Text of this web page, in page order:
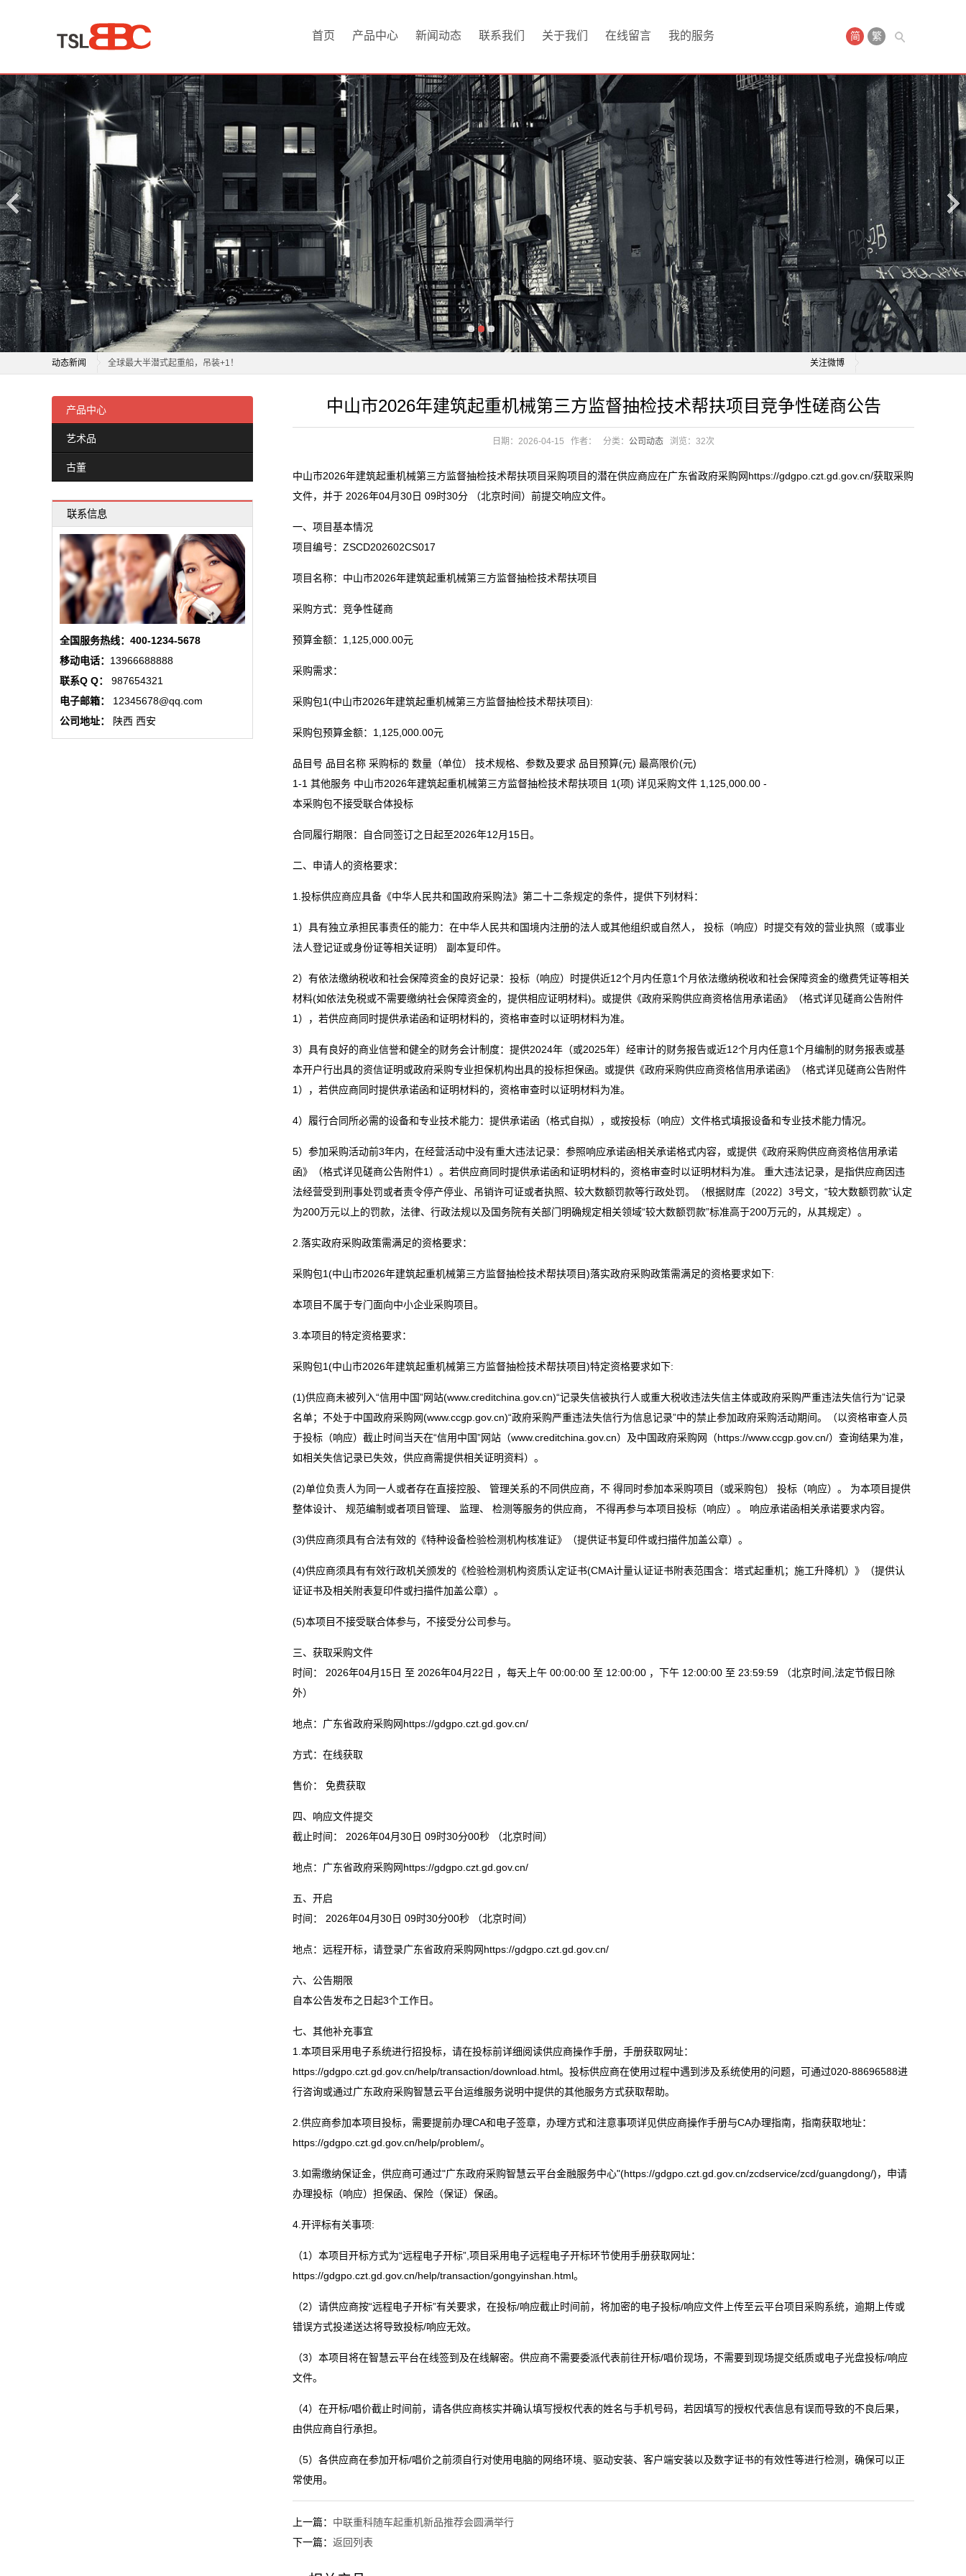
简 繁
首页 产品中心 新闻动态 联系我们 关于我们 在线留言 我的服务
关注微博
动态新闻
中山市2026年建筑起重机械第三方监督抽检技术帮扶项目竞争性磋商公告
全球最大半潜式起重船，吊装+1！
大国工匠丨破解起重机力学“密码” 他在毫厘间求千吨平衡
太重工程起重机批量抵达厦门
大国工匠丨破解起重机力学“密码” 他在毫厘间求千吨平衡
我国高铁救援起重机首次实现市场销售
邯郸康工起重设备有限公司成立 注册资本30万人民币
太重工程起重机批量抵达厦门
产品中心
艺术品
古董
联系信息
全国服务热线：400-1234-5678
移动电话： 13966688888
联系Q Q： 987654321
电子邮箱： 12345678@qq.com
公司地址：
陕西 西安
中山市2026年建筑起重机械第三方监督抽检技术帮扶项目竞争性磋商公告
日期：2026-04-15 作者： 分类： 公司动态 浏览： 32次
中山市2026年建筑起重机械第三方监督抽检技术帮扶项目采购项目的潜在供应商应在广东省政府采购网https://gdgpo.czt.gd.gov.cn/获取采购
文件，并于 2026年04月30日 09时30分 （北京时间）前提交响应文件。
一、项目基本情况
项目编号：ZSCD202602CS017
项目名称：中山市2026年建筑起重机械第三方监督抽检技术帮扶项目
采购方式：竞争性磋商
预算金额：1,125,000.00元
采购需求：
采购包1(中山市2026年建筑起重机械第三方监督抽检技术帮扶项目):
采购包预算金额：1,125,000.00元
品目号 品目名称 采购标的 数量（单位） 技术规格、参数及要求 品目预算(元) 最高限价(元)
1-1 其他服务 中山市2026年建筑起重机械第三方监督抽检技术帮扶项目 1(项) 详见采购文件 1,125,000.00 -
本采购包不接受联合体投标
合同履行期限：自合同签订之日起至2026年12月15日。
二、申请人的资格要求：
1.投标供应商应具备《中华人民共和国政府采购法》第二十二条规定的条件，提供下列材料：
1）具有独立承担民事责任的能力：在中华人民共和国境内注册的法人或其他组织或自然人， 投标（响应）时提交有效的营业执照（或事业
法人登记证或身份证等相关证明） 副本复印件。
2）有依法缴纳税收和社会保障资金的良好记录：投标（响应）时提供近12个月内任意1个月依法缴纳税收和社会保障资金的缴费凭证等相关
材料(如依法免税或不需要缴纳社会保障资金的，提供相应证明材料)。或提供《政府采购供应商资格信用承诺函》（格式详见磋商公告附件
1），若供应商同时提供承诺函和证明材料的，资格审查时以证明材料为准。
3）具有良好的商业信誉和健全的财务会计制度：提供2024年（或2025年）经审计的财务报告或近12个月内任意1个月编制的财务报表或基
本开户行出具的资信证明或政府采购专业担保机构出具的投标担保函。或提供《政府采购供应商资格信用承诺函》（格式详见磋商公告附件
1），若供应商同时提供承诺函和证明材料的，资格审查时以证明材料为准。
4）履行合同所必需的设备和专业技术能力：提供承诺函（格式自拟），或按投标（响应）文件格式填报设备和专业技术能力情况。
5）参加采购活动前3年内，在经营活动中没有重大违法记录：参照响应承诺函相关承诺格式内容，或提供《政府采购供应商资格信用承诺
函》（格式详见磋商公告附件1）。若供应商同时提供承诺函和证明材料的，资格审查时以证明材料为准。 重大违法记录，是指供应商因违
法经营受到刑事处罚或者责令停产停业、吊销许可证或者执照、较大数额罚款等行政处罚。（根据财库〔2022〕3号文，“较大数额罚款”认定
为200万元以上的罚款，法律、行政法规以及国务院有关部门明确规定相关领域“较大数额罚款”标准高于200万元的，从其规定）。
2.落实政府采购政策需满足的资格要求：
采购包1(中山市2026年建筑起重机械第三方监督抽检技术帮扶项目)落实政府采购政策需满足的资格要求如下:
本项目不属于专门面向中小企业采购项目。
3.本项目的特定资格要求：
采购包1(中山市2026年建筑起重机械第三方监督抽检技术帮扶项目)特定资格要求如下:
(1)供应商未被列入“信用中国”网站(www.creditchina.gov.cn)“记录失信被执行人或重大税收违法失信主体或政府采购严重违法失信行为”记录
名单；不处于中国政府采购网(www.ccgp.gov.cn)“政府采购严重违法失信行为信息记录”中的禁止参加政府采购活动期间。（以资格审查人员
于投标（响应）截止时间当天在“信用中国”网站（www.creditchina.gov.cn）及中国政府采购网（https://www.ccgp.gov.cn/）查询结果为准，
如相关失信记录已失效，供应商需提供相关证明资料）。
(2)单位负责人为同一人或者存在直接控股、 管理关系的不同供应商，不 得同时参加本采购项目（或采购包） 投标（响应）。 为本项目提供
整体设计、 规范编制或者项目管理、 监理、 检测等服务的供应商， 不得再参与本项目投标（响应）。 响应承诺函相关承诺要求内容。
(3)供应商须具有合法有效的《特种设备检验检测机构核准证》（提供证书复印件或扫描件加盖公章）。
(4)供应商须具有有效行政机关颁发的《检验检测机构资质认定证书(CMA计量认证证书附表范围含：塔式起重机；施工升降机）》（提供认
证证书及相关附表复印件或扫描件加盖公章）。
(5)本项目不接受联合体参与，不接受分公司参与。
三、获取采购文件
时间： 2026年04月15日 至 2026年04月22日 ，每天上午 00:00:00 至 12:00:00 ，下午 12:00:00 至 23:59:59 （北京时间,法定节假日除
外）
地点：广东省政府采购网https://gdgpo.czt.gd.gov.cn/
方式：在线获取
售价： 免费获取
四、响应文件提交
截止时间： 2026年04月30日 09时30分00秒 （北京时间）
地点：广东省政府采购网https://gdgpo.czt.gd.gov.cn/
五、开启
时间： 2026年04月30日 09时30分00秒 （北京时间）
地点：远程开标，请登录广东省政府采购网https://gdgpo.czt.gd.gov.cn/
六、公告期限
自本公告发布之日起3个工作日。
七、其他补充事宜
1.本项目采用电子系统进行招投标，请在投标前详细阅读供应商操作手册，手册获取网址：
https://gdgpo.czt.gd.gov.cn/help/transaction/download.html。投标供应商在使用过程中遇到涉及系统使用的问题，可通过020-88696588进
行咨询或通过广东政府采购智慧云平台运维服务说明中提供的其他服务方式获取帮助。
2.供应商参加本项目投标，需要提前办理CA和电子签章，办理方式和注意事项详见供应商操作手册与CA办理指南，指南获取地址：
https://gdgpo.czt.gd.gov.cn/help/problem/。
3.如需缴纳保证金，供应商可通过"广东政府采购智慧云平台金融服务中心"(https://gdgpo.czt.gd.gov.cn/zcdservice/zcd/guangdong/)，申请
办理投标（响应）担保函、保险（保证）保函。
4.开评标有关事项:
（1）本项目开标方式为“远程电子开标”,项目采用电子远程电子开标环节使用手册获取网址：
https://gdgpo.czt.gd.gov.cn/help/transaction/gongyinshan.html。
（2）请供应商按“远程电子开标”有关要求，在投标/响应截止时间前，将加密的电子投标/响应文件上传至云平台项目采购系统，逾期上传或
错误方式投递送达将导致投标/响应无效。
（3）本项目将在智慧云平台在线签到及在线解密。供应商不需要委派代表前往开标/唱价现场，不需要到现场提交纸质或电子光盘投标/响应
文件。
（4）在开标/唱价截止时间前，请各供应商核实并确认填写授权代表的姓名与手机号码，若因填写的授权代表信息有误而导致的不良后果，
由供应商自行承担。
（5）各供应商在参加开标/唱价之前须自行对使用电脑的网络环境、驱动安装、客户端安装以及数字证书的有效性等进行检测，确保可以正
常使用。
上一篇： 中联重科随车起重机新品推荐会圆满举行
下一篇： 返回列表
产
品
心
艺
术
品
古
董
新